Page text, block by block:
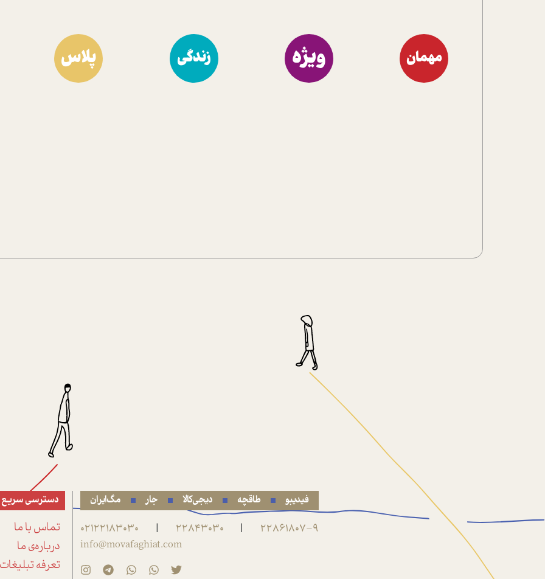
مهمان ویژه زندگی پلاس
فیدیبو طاقچه دیجی‌کالا جار مگ‌ایران
22861807-9
|
22843030
|
02122183030
info@movafaghiat.com
دسترسی سریع
تماس با ما
درباره‌ی ما
تعرفه تبلیغات